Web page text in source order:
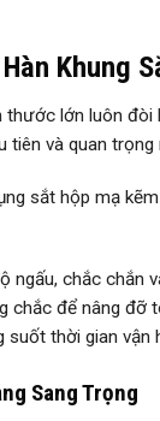
Khung
thước lớn luôn
và quan
sắt hộp mạ
ngấu, chắc chắn
chắc để nâng đỡ
thời gian vận
Sang Trọng